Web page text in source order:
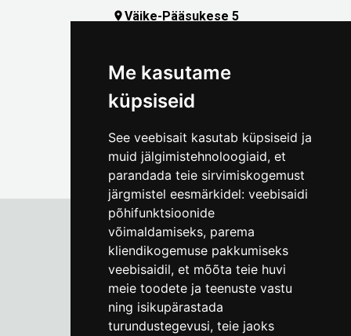
Me kasutame
küpsiseid
See veebisait kasutab küpsiseid ja
muid jälgimistehnoloogiaid, et
parandada teie sirvimiskogemust
järgmistel eesmärkidel: veebisaidi
põhifunktsioonide
võimaldamiseks, parema
kliendikogemuse pakkumiseks
veebisaidil, et mõõta teie huvi
meie toodete ja teenuste vastu
ning isikupärastada
turundustegevusi, teie jaoks
Väike-Pääsukese 5
Tallinna Linnamuuseum
Vene 17
E-R kell 9-17(+372) 610 4178